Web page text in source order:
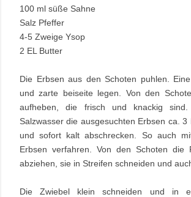
100 ml süße Sahne
Salz Pfeffer
4-5 Zweige Ysop
2 EL Butter
Die Erbsen aus den Schoten puhlen.
und zarte beiseite legen. Von den
aufheben, die frisch und knackig
Salzwasser die ausgesuchten Erbsen ca. 3
und sofort kalt abschrecken. So auch
Erbsen verfahren. Von den Schoten die
abziehen, sie in Streifen schneiden und
Die Zwiebel klein schneiden und in